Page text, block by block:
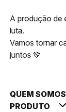
A produção de
luta.
Vamos tornar
juntos 💚
QUEM SOMOS
PRODUTO